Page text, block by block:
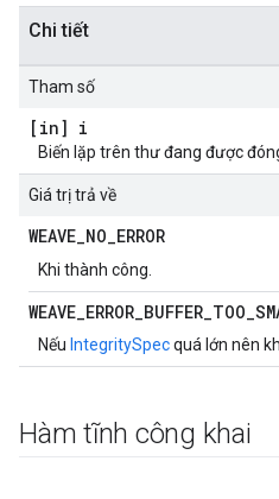
Chi tiết
Tham số
[in] i
Biến lặp trên thư đang được
Giá trị trả về
WEAVE_NO_ERROR
Khi thành công.
WEAVE_ERROR_BUFFER_TOO_
Nếu IntegritySpecquá lớn nên
Hàm tĩnh công khai